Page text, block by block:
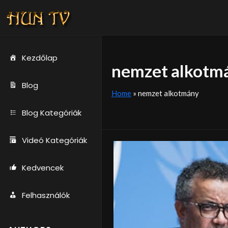
Kezdőlap
Blog
Blog Kategóriák
Videó Kategóriák
Kedvencek
Felhasználók
nemzet
Home» nemzet alkotmány